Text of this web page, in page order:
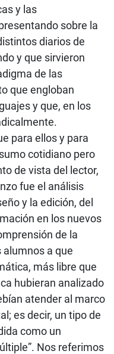
y las
sobre la
diarios de
y que sirvieron
de las
que engloban
y que, en los
para ellos y para
cotidiano pero
de vista del lector,
fue el análisis
y la edición, del
en los nuevos
de la
a que
más libre que
hubieran analizado
atender al marco
es decir, un tipo de
como un
Nos referimos